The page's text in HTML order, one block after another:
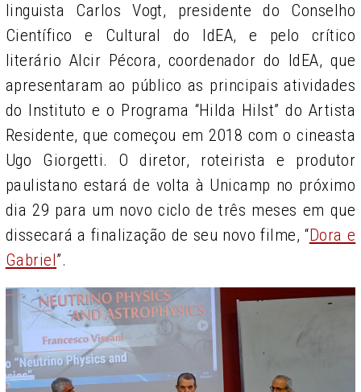
linguista Carlos Vogt, presidente do Conselho
Científico e Cultural do IdEA, e pelo crítico
literário Alcir Pécora, coordenador do IdEA, que
apresentaram ao público as principais atividades
do Instituto e o Programa “Hilda Hilst” do Artista
Residente, que começou em 2018 com o cineasta
Ugo Giorgetti. O diretor, roteirista e produtor
paulistano estará de volta à Unicamp no próximo
dia 29 para um novo ciclo de três meses em que
dissecará a finalização de seu novo filme, “Dora e
Gabriel ”.